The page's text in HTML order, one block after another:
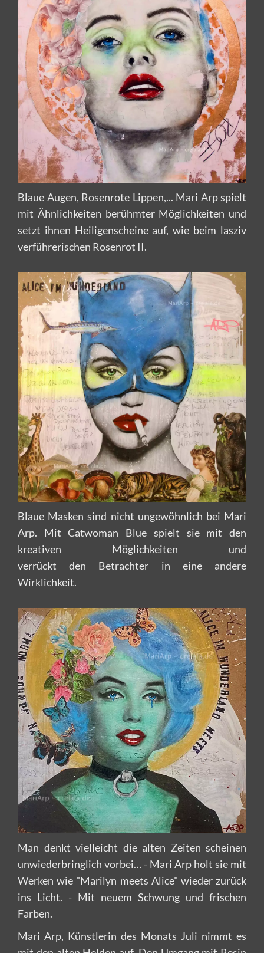
Blaue Augen, Rosenrote Lippen,... Mari Arp spielt
mit Ähnlichkeiten berühmter Möglichkeiten und
setzt ihnen Heiligenscheine auf, wie beim lasziv
verführerischen Rosenrot II.
Blaue Masken sind nicht ungewöhnlich bei Mari
Arp. Mit Catwoman Blue spielt sie mit den
kreativen Möglichkeiten und
verrückt den Betrachter in eine andere
Wirklichkeit.
Man denkt vielleicht die alten Zeiten scheinen
unwiederbringlich vorbei… - Mari Arp holt sie mit
Werken wie "Marilyn meets Alice" wieder zurück
ins Licht. - Mit neuem Schwung und frischen
Farben.
Mari Arp, Künstlerin des Monats Juli nimmt es